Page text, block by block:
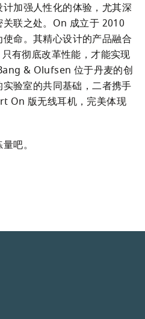
加强人性化的体验，尤其深
联之处。On 成立于 2010
命。其精心设计的产品融合
有彻底改革性能，才能实现
& Olufsen 位于丹麦的创
验室的共同基础，二者携手
On 版无线耳机，完美体现
吧。